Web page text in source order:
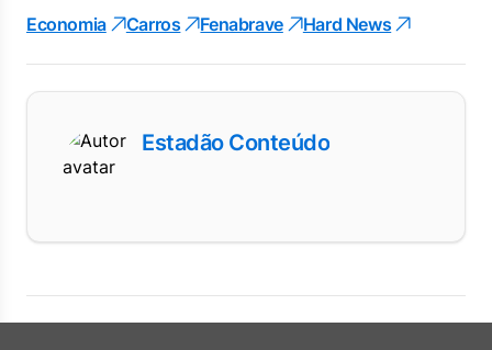
Economia Carros Fenabrave Hard News
Estadão Conteúdo